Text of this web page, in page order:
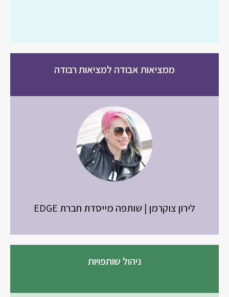
ממציאות אבודה למציאות רבודה
לירון צוקרמן | שותפה מייסדת חברת EDGE
ניהול שותפויות